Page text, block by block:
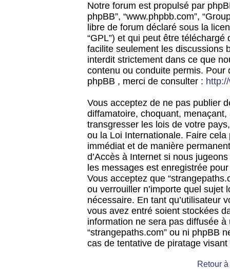
Notre forum est propulsé par
phpBB”, “www.phpbb.com”,
libre de forum déclaré sous la
“GPL”) et qui peut être téléchargé
facilite seulement les discussions
interdit strictement dans ce que
contenu ou conduite permis.
phpBB , merci de consulter :
Vous acceptez de ne pas publier
diffamatoire, choquant,
transgresser les lois de votre
ou la Loi Internationale. Faire
immédiat et de manière
d’Accès à Internet si nous
les messages est enregistrée
Vous acceptez que
ou verrouiller n’importe quel sujet
nécessaire. En tant qu’utilisateur
vous avez entré soient stockées
information ne sera pas diffusée
“strangepaths.com” ou ni phpBB
cas de tentative de piratage
Retour